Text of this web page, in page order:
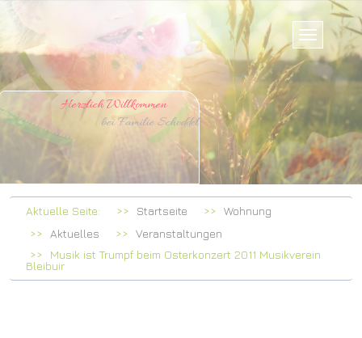
Herzlich Willkommen
bei Familie Schoddel
Aktuelle Seite: Startseite
Wohnung
Aktuelles
Veranstaltungen
Musik ist Trumpf beim Osterkonzert 2011 Musikverein
Bleibuir